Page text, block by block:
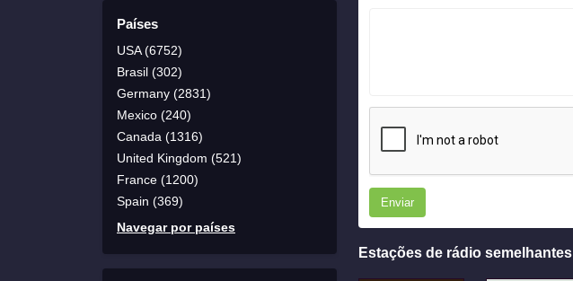
Países
USA (6752)
Brasil (302)
Germany (2831)
Mexico (240)
Canada (1316)
United Kingdom (521)
France (1200)
Spain (369)
Navegar por países
Enviar
Estações de rádio semelhantes